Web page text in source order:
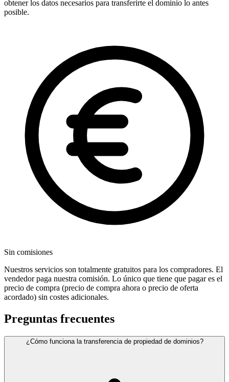
obtener los datos necesarios para transferirte el dominio lo antes
posible.
Sin comisiones
Nuestros servicios son totalmente gratuitos para los compradores. El
vendedor paga nuestra comisión. Lo único que tiene que pagar es el
precio de compra (precio de compra ahora o precio de oferta
acordado) sin costes adicionales.
Preguntas frecuentes
¿Cómo funciona la transferencia de propiedad de dominios?